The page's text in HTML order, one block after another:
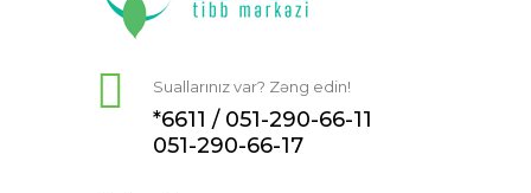
Suallarınız var? Zəng edin!
*6611 / 051-290-66-11
051-290-66-17